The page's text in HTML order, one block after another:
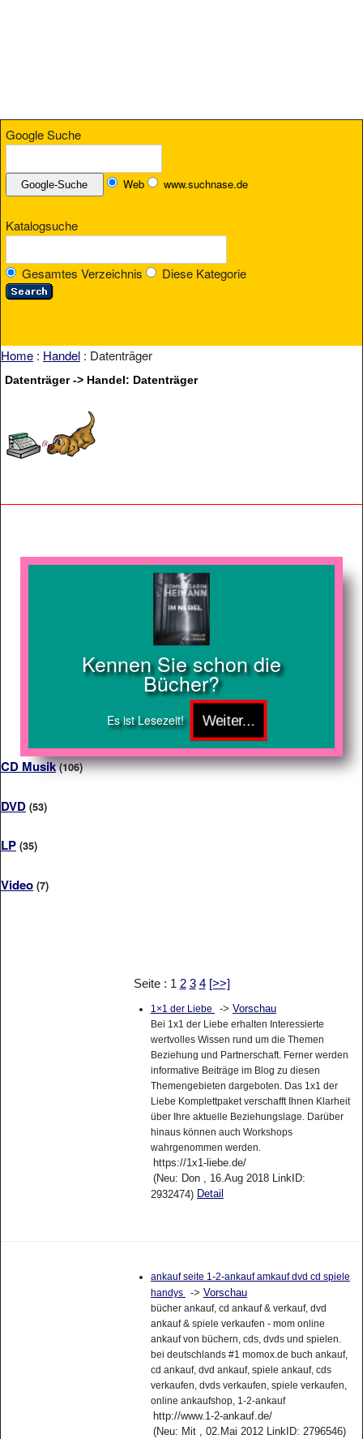
Google Suche
Web www.suchnase.de
Katalogsuche
Gesamtes Verzeichnis Diese Kategorie
Home : Handel : Datenträger
Datenträger -> Handel: Datenträger
Kennen Sie schon die
Bücher?
Es ist Lesezeit!
CD Musik (106)
DVD (53)
LP (35)
Video (7)
Seite : 1 2 3 4 [>>]
1×1 der Liebe -> Vorschau
Bei 1x1 der Liebe erhalten Interessierte
wertvolles Wissen rund um die Themen
Beziehung und Partnerschaft. Ferner werden
informative Beiträge im Blog zu diesen
Themengebieten dargeboten. Das 1x1 der
Liebe Komplettpaket verschafft Ihnen Klarheit
über Ihre aktuelle Beziehungslage. Darüber
hinaus können auch Workshops
wahrgenommen werden.
https://1x1-liebe.de/
(Neu: Don , 16.Aug 2018 LinkID:
2932474) Detail
ankauf seite 1-2-ankauf amkauf dvd cd spiele
handys
-> Vorschau
bücher ankauf, cd ankauf & verkauf, dvd
ankauf & spiele verkaufen - mom online
ankauf von büchern, cds, dvds und spielen.
bei deutschlands #1 momox.de buch ankauf,
cd ankauf, dvd ankauf, spiele ankauf, cds
verkaufen, dvds verkaufen, spiele verkaufen,
online ankaufshop, 1-2-ankauf
http://www.1-2-ankauf.de/
(Neu: Mit , 02.Mai 2012 LinkID: 2796546)